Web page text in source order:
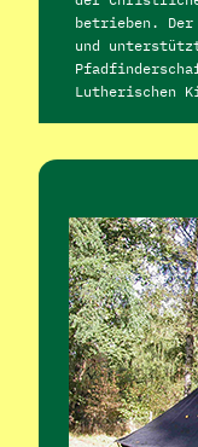
betrieben. Der
und
Lutherischen